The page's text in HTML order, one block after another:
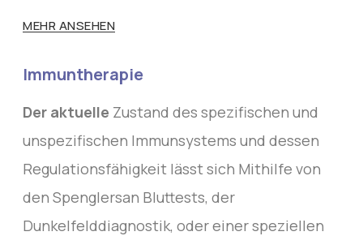
MEHR ANSEHEN
Immuntherapie
Der aktuelle Zustand des spezifischen und
unspezifischen Immunsystems und dessen
Regulationsfähigkeit lässt sich Mithilfe von
den Spenglersan Bluttests, der
Dunkelfelddiagnostik, oder einer speziellen